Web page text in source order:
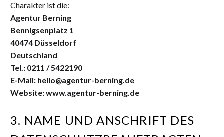
Charakter ist die:
Agentur Berning
Bennigsenplatz 1
40474 Düsseldorf
Deutschland
Tel.: 0211 / 5422190
E-Mail: hello@agentur-berning.de
Website: www.agentur-berning.de
3. NAME UND ANSCHRIFT DES